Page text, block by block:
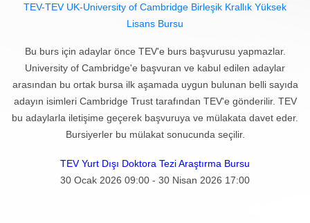
TEV-TEV UK-University of Cambridge Birleşik Krallık Yüksek
Lisans Bursu
Bu burs için adaylar önce TEV'e burs başvurusu yapmazlar.
University of Cambridge'e başvuran ve kabul edilen adaylar
arasından bu ortak bursa ilk aşamada uygun bulunan belli sayıda
adayın isimleri Cambridge Trust tarafından TEV'e gönderilir. TEV
bu adaylarla iletişime geçerek başvuruya ve mülakata davet eder.
Bursiyerler bu mülakat sonucunda seçilir.
TEV Yurt Dışı Doktora Tezi Araştırma Bursu
30 Ocak 2026 09:00 - 30 Nisan 2026 17:00